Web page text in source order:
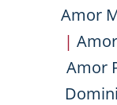
Amor
|
Amor